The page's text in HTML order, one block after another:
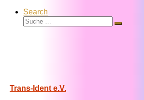
Search
Suche
Suche
Trans-Ident e.V.